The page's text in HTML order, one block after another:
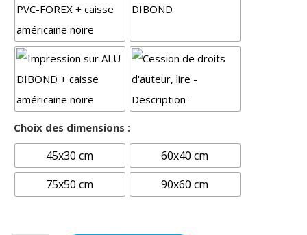
Choix des dimensions :
45x30 cm
60x40 cm
75x50 cm
90x60 cm